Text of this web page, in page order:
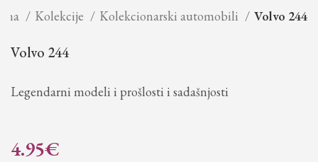
Kolekcije Kolekcionarski automobili Volvo 244
Volvo 244
Legendarni modeli i prošlosti i sadašnjosti
4.95€